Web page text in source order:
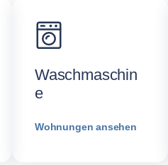
Waschmaschin
e
Wohnungen ansehen